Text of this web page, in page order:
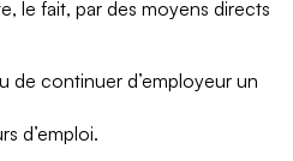
le fait, par des moyens directs
de continuer d’employeur un
d’emploi.